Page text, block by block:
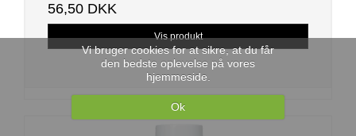
56,50 DKK
Vis produkt
Vi bruger cookies for at sikre, at du får
den bedste oplevelse på vores
hjemmeside.
Ok